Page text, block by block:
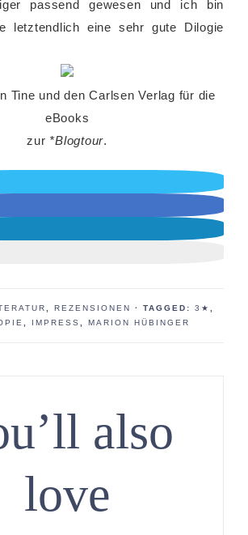
passend gewesen und ich bin
letztendlich eine sehr gute Dilogie
Tine und den Carlsen Verlag für die
eBooks
zur *Blogtour.
REZENSIONEN · TAGGED: 3★
IMPRESS MARION HÜBINGER
also
love